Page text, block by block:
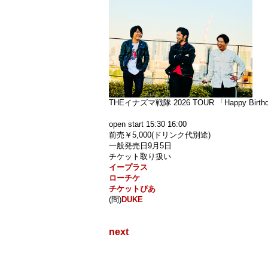
THEイナズマ戦隊 2026 TOUR 「Happy
open start 15:30 16:00
前売￥5,000(ドリンク代別途)
一般発売日9月5日
チケット取り扱い
イープラス
ローチケ
チケットぴあ
(問)DUKE
next